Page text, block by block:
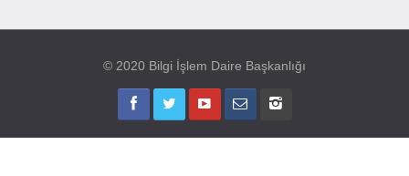
© 2020 Bilgi İşlem Daire Başkanlığı